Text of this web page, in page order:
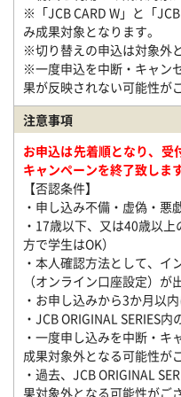
※「JCB CARD W」と「
み成果対象となります。
※切り替えの申込は対象外
※一度申込を中断・キャン
果が反映されない可能性が
注意事項
お申込は先着順となり、受
キャンペーンを終了致しま
【否認条件】
・申し込み不備・虚偽・悪
・17歳以下、又は40歳以
方で学生はOK）
・本人確認方法として、イ
（オンライン口座設定）が
・お申し込みから3か月以
・JCB ORIGINAL SERIES
・一度申し込みを中断・キ
成果対象外となる可能性が
・過去、JCB ORIGINAL
果対象外となる可能性がご